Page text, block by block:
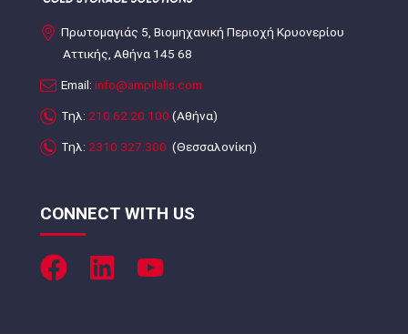
Πρωτομαγιάς 5, Βιομηχανική Περιοχή Κρυονερίου
Αττικής, Αθήνα 145 68
Email: info@ampilalis.com
Τηλ: 210.62.20.100 (Αθήνα)
Τηλ: 2310.327.300 (Θεσσαλονίκη)
CONNECT WITH US